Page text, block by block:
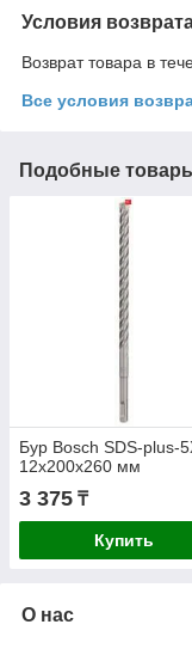
Условия
Возврат товара в
Все условия
Подобные
Бур Bosch SDS-plus-
12x200x260 мм
3 375 ₸
Купить
О нас